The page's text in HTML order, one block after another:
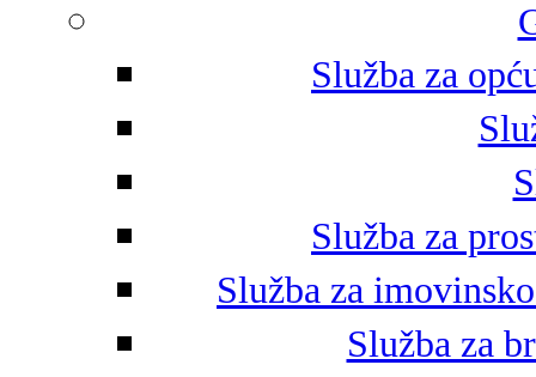
Služba za
Služba za
Služba za
Služba za